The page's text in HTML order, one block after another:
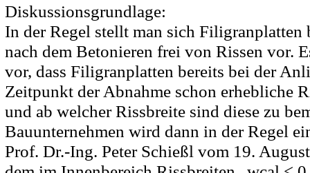
Diskussionsgrundlage:
In der Regel stellt man sich Filigranplatten
nach dem Betonieren frei von Rissen vor.
vor, dass Filigranplatten bereits bei der
Zeitpunkt der Abnahme schon erhebliche
und ab welcher Rissbreite sind diese zu
Bauunternehmen wird dann in der Regel
Prof. Dr.-Ing. Peter Schießl vom 19.